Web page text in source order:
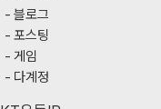
블로그
포스팅
게임
다계정